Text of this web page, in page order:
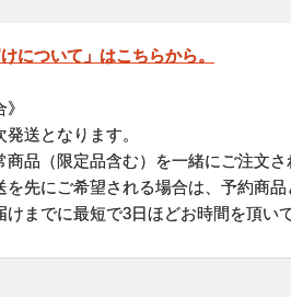
について」はこちらから。
発送となります。
商品（限定品含む）を一緒にご注文
先にご希望される場合は、予約商品
けまでに最短で3日ほどお時間を頂い